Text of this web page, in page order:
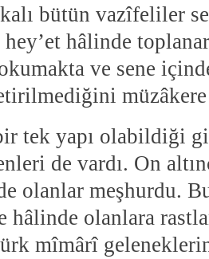
bütün vazîfeliler
hâlinde
ve sene
tek yapı olabildiği
de vardı. On
olanlar meşhurdu.
olanlara
mîmârî